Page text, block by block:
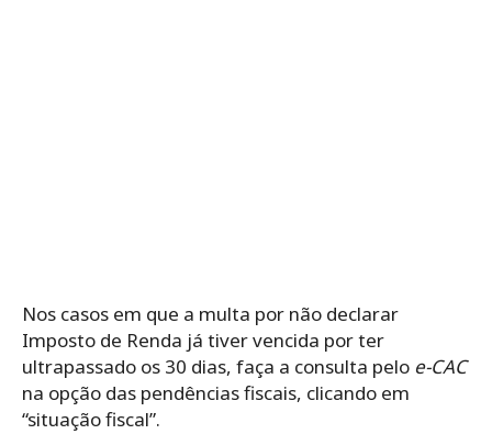
Nos casos em que a multa por não declarar
Imposto de Renda já tiver vencida por ter
ultrapassado os 30 dias, faça a consulta pelo e-CAC
na opção das pendências fiscais, clicando em
“situação fiscal”.